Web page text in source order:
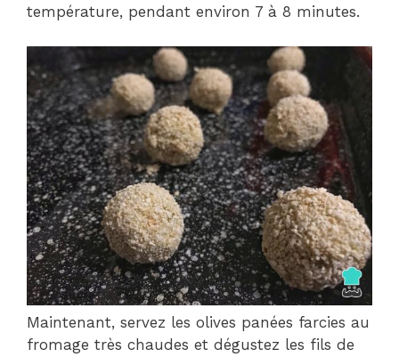
température, pendant environ 7 à 8 minutes.
Maintenant, servez les olives panées farcies au
fromage très chaudes et dégustez les fils de